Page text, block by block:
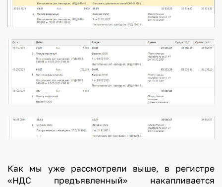
Как мы уже рассмотрели выше, в регистре
«НДС предъявленный» накапливается